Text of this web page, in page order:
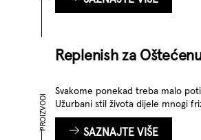
Replenish za
Svakome ponekad treba malo
Užurbani stil života dijele mnogi
SAZNAJTE VIŠE
PROIZVODI